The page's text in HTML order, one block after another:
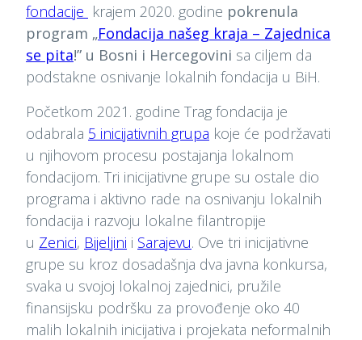
fondacije krajem 2020. godine pokrenula
program „Fondacija našeg kraja – Zajednica
se pita!” u Bosni i Hercegovini sa ciljem da
podstakne osnivanje lokalnih fondacija u BiH.
Početkom 2021. godine Trag fondacija je
odabrala 5 inicijativnih grupa koje će podržavati
u njihovom procesu postajanja lokalnom
fondacijom. Tri inicijativne grupe su ostale dio
programa i aktivno rade na osnivanju lokalnih
fondacija i razvoju lokalne filantropije
u Zenici, Bijeljini i Sarajevu. Ove tri inicijativne
grupe su kroz dosadašnja dva javna konkursa,
svaka u svojoj lokalnoj zajednici, pružile
finansijsku podršku za provođenje oko 40
malih lokalnih inicijativa i projekata neformalnih